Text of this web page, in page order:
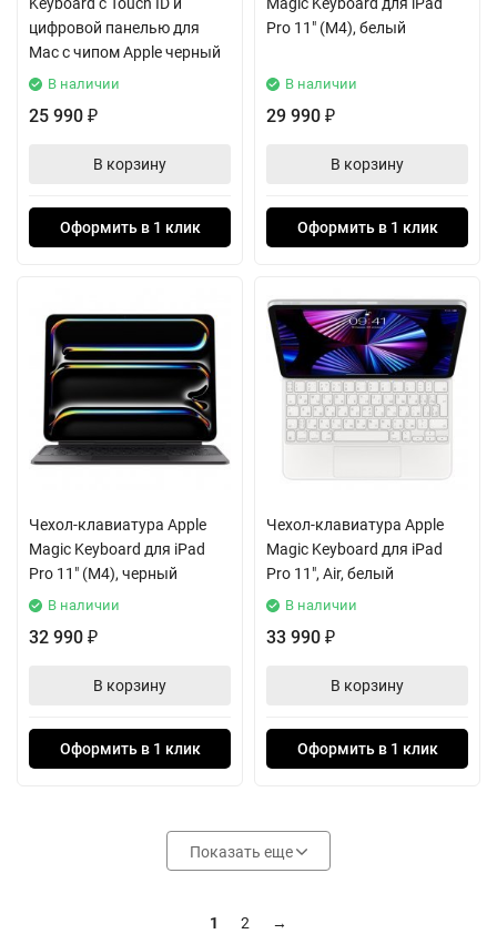
цифровой панелью для
Mac с чипом Apple черный
В наличии
25 990 ₽
В корзину
Оформить в 1 клик
Pro 11" (M4), белый
В наличии
29 990 ₽
В корзину
Оформить в 1 клик
Чехол-клавиатура Apple
Magic Keyboard для iPad
Pro 11" (M4), черный
В наличии
32 990 ₽
В корзину
Оформить в 1 клик
Чехол-клавиатура Apple
Magic Keyboard для iPad
Pro 11", Air, белый
В наличии
33 990 ₽
В корзину
Оформить в 1 клик
Показать еще
1 2 →